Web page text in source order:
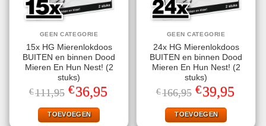
GEEN CATEGORIE
15x HG Mierenlokdoos
BUITEN en binnen Dood
Mieren En Hun Nest! (2
stuks)
€111,95 Oorspronkelijke
prijs
was:
€111,95.
€36,95
TOEVOEGEN
GEEN CATEGORIE
24x HG Mierenlokdoos
BUITEN en binnen Dood
Mieren En Hun Nest! (2
stuks)
€166,95 Oorspronkelijke
prijs
was:
€166,95.
€39,95
TOEVOEGEN